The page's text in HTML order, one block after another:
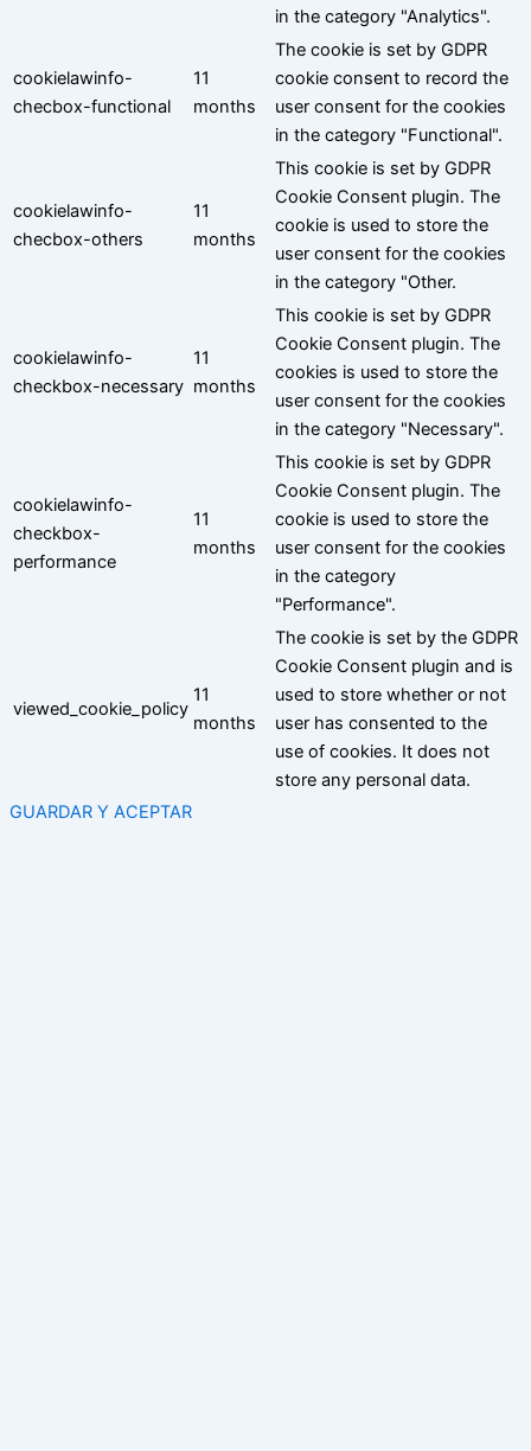
in the category "Analytics".
cookielawinfo-
checbox-functional
11
months
The cookie is set by GDPR
cookie consent to record the
user consent for the cookies
in the category "Functional".
cookielawinfo-
checbox-others
11
months
This cookie is set by GDPR
Cookie Consent plugin. The
cookie is used to store the
user consent for the cookies
in the category "Other.
cookielawinfo-
checkbox-necessary
11
months
This cookie is set by GDPR
Cookie Consent plugin. The
cookies is used to store the
user consent for the cookies
in the category "Necessary".
cookielawinfo-
checkbox-
performance
11
months
This cookie is set by GDPR
Cookie Consent plugin. The
cookie is used to store the
user consent for the cookies
in the category
"Performance".
viewed_cookie_policy
11
months
The cookie is set by the GDPR
Cookie Consent plugin and is
used to store whether or not
user has consented to the
use of cookies. It does not
store any personal data.
GUARDAR Y ACEPTAR